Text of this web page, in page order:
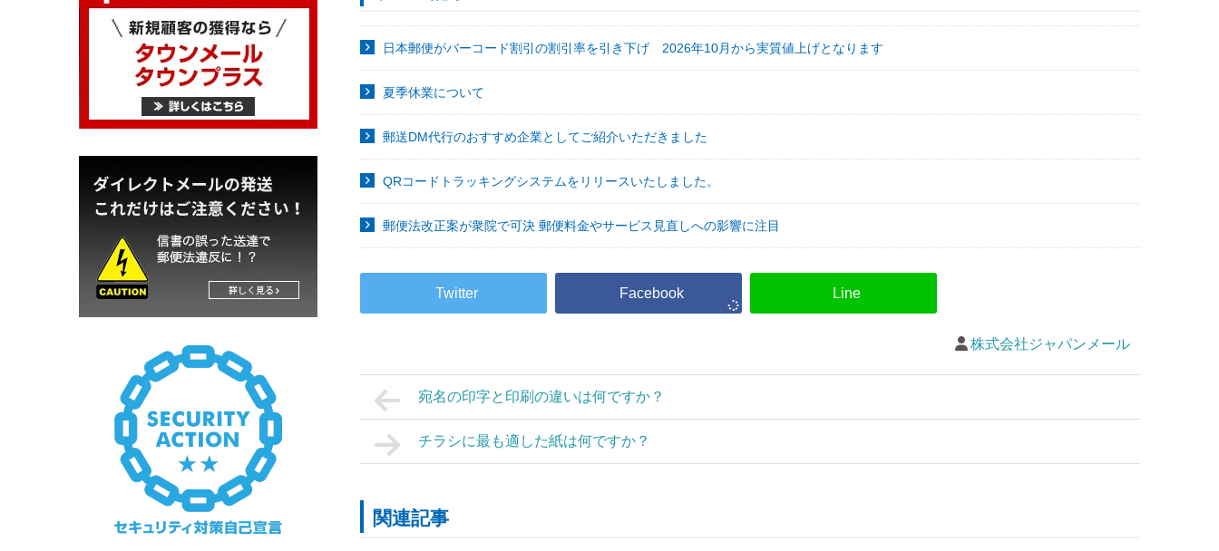
日本郵便がバーコード割引の割引率を引き下げ 2026年10月から実質値上げとなります
夏季休業について
郵送DM代行のおすすめ企業としてご紹介いただきました
QRコードトラッキングシステムをリリースいたしました。
郵便法改正案が衆院で可決 郵便料金やサービス見直しへの影響に注目
株式会社ジャパンメール
宛名の印字と印刷の違いは何ですか？
チラシに最も適した紙は何ですか？
関連記事